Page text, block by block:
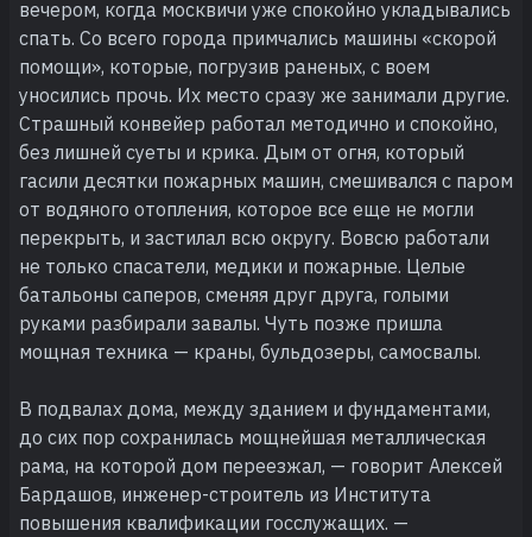
вечером, когда москвичи уже спокойно укладывались
спать. Со всего города примчались машины «скорой
помощи», которые, погрузив раненых, с воем
уносились прочь. Их место сразу же занимали другие.
Страшный конвейер работал методично и спокойно,
без лишней суеты и крика. Дым от огня, который
гасили десятки пожарных машин, смешивался с паром
от водяного отопления, которое все еще не могли
перекрыть, и застилал всю округу. Вовсю работали
не только спасатели, медики и пожарные. Целые
батальоны саперов, сменяя друг друга, голыми
руками разбирали завалы. Чуть позже пришла
мощная техника — краны, бульдозеры, самосвалы.
В подвалах дома, между зданием и фундаментами,
до сих пор сохранилась мощнейшая металлическая
рама, на которой дом переезжал, — говорит Алексей
Бардашов, инженер-строитель из Института
повышения квалификации госслужащих. —